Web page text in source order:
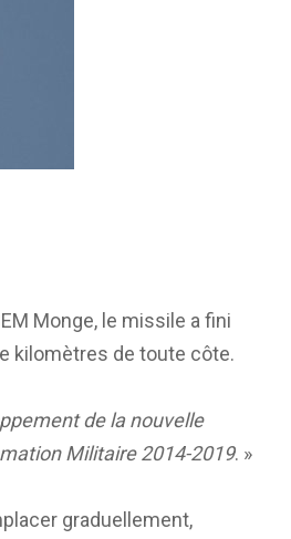
Monge, le missile a fini
kilomètres de toute côte.
de la nouvelle
Militaire 2014-2019. »
graduellement,